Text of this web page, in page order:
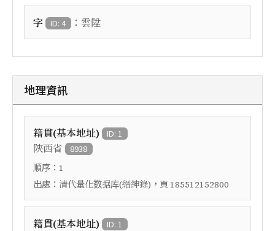
字 ID: 4 ： 雲陞
地理資訊
籍貫(基本地址) ID: 1
陝西省 8938
順序： 1
出處： 清代量化数据库(縉紳錄) ，頁 185512152800
籍貫(基本地址) ID: 1